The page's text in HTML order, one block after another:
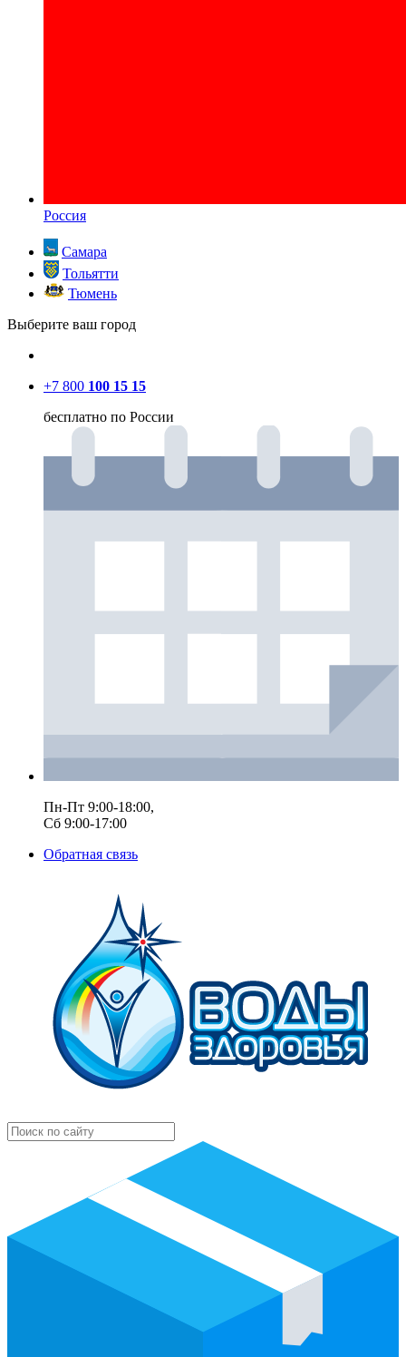
Россия
Самара
Тольятти
Тюмень
Выберите ваш город
+7 800 100 15 15
бесплатно по России
Пн-Пт 9:00-18:00,
Сб 9:00-17:00
Обратная связь